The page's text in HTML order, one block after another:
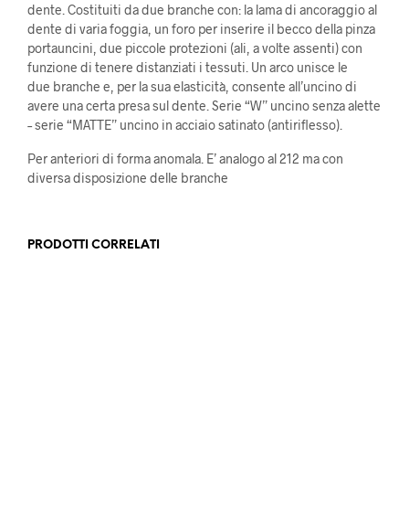
dente. Costituiti da due branche con: la lama di ancoraggio al
dente di varia foggia, un foro per inserire il becco della pinza
portauncini, due piccole protezioni (ali, a volte assenti) con
funzione di tenere distanziati i tessuti. Un arco unisce le
due branche e, per la sua elasticità, consente all’uncino di
avere una certa presa sul dente. Serie “W” uncino senza alette
– serie “MATTE” uncino in acciaio satinato (antiriflesso).
Per anteriori di forma anomala. E’ analogo al 212 ma con
diversa disposizione delle branche
PRODOTTI CORRELATI